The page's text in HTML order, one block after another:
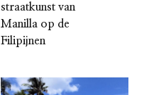
straatkunst van
Manilla op de
Filipijnen